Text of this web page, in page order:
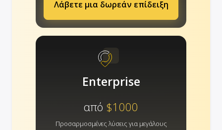
Λάβετε μια δωρεάν επίδειξη
Enterprise
από $1000
Προσαρμοσμένες λύσεις για μεγάλους